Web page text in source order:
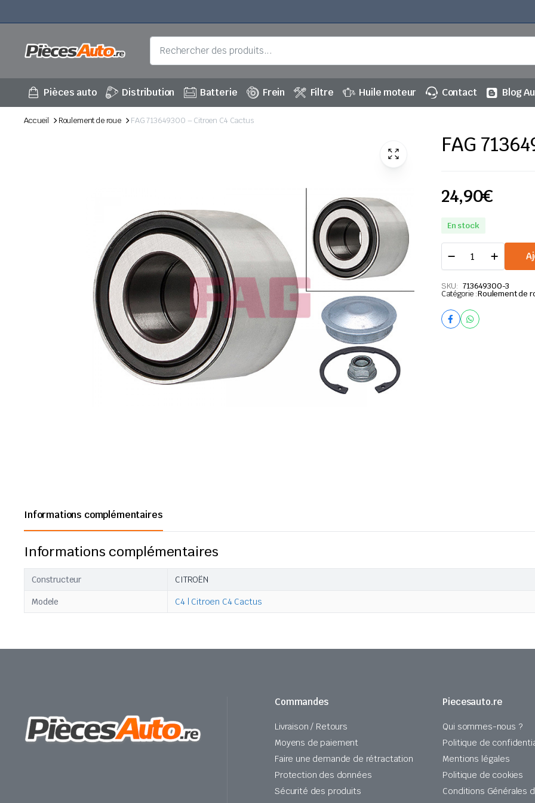
Pièces auto Distribution Batterie Frein Filtre Huile moteur Contact Blog
Accueil Roulement de roue FAG 713649300 – Citroen C4 Cactus
FAG
24,90€
En stock
713649300
-
Citroen
C4
quantité
SKU: 713649300-3
Catégorie :Roulement de
Informations complémentaires
Informations complémentaires
Constructeur CITROËN
Modele C4 | Citroen C4 Cactus
Commandes
Livraison / Retours
Moyens de paiement
Faire une demande de rétractation
Protection des données
Sécurité des produits
Piecesauto.re
Qui sommes-nous ?
Politique de
Mentions légales
Politique de cookies
Conditions Générales